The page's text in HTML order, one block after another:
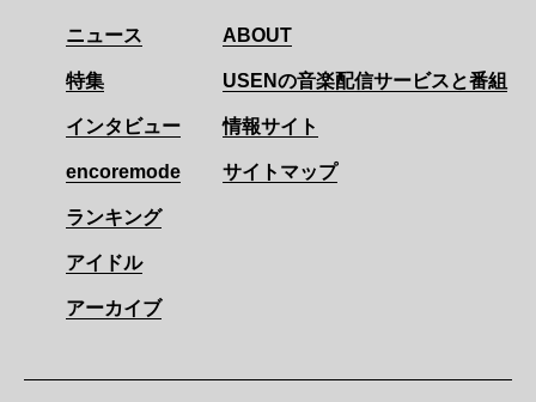
ニュース
特集
インタビュー
encoremode
ランキング
アイドル
アーカイブ
ABOUT
USENの音楽配信サービスと番組
情報サイト
サイトマップ